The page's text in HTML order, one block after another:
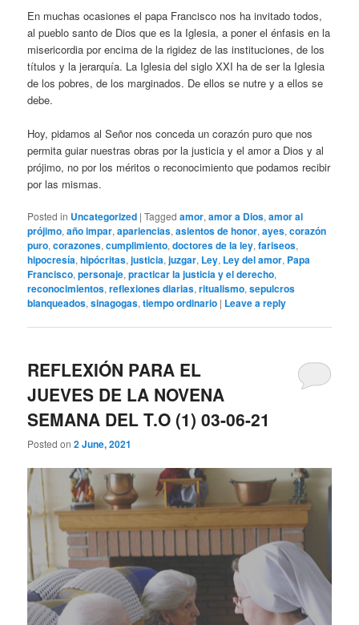
En muchas ocasiones el papa Francisco nos ha invitado todos,
al pueblo santo de Dios que es la Iglesia, a poner el énfasis en la
misericordia por encima de la rigidez de las instituciones, de los
títulos y la jerarquía. La Iglesia del siglo XXI ha de ser la Iglesia
de los pobres, de los marginados. De ellos se nutre y a ellos se
debe.
Hoy, pidamos al Señor nos conceda un corazón puro que nos
permita guiar nuestras obras por la justicia y el amor a Dios y al
prójimo, no por los méritos o reconocimiento que podamos recibir
por las mismas.
Posted in Uncategorized |Tagged amor,amor a Dios,amor al
prójimo,año impar,apariencias,asientos de honor,ayes,corazón
puro,corazones,cumplimiento,doctores de la ley,fariseos,
hipocresía,hipócritas,justicia,juzgar, Ley, Ley del amor, Papa
Francisco,personaje,practicar la justicia y el derecho,
reconocimientos,reflexiones diarias,ritualismo,sepulcros
blanqueados,sinagogas,tiempo ordinario | Leave a reply
REFLEXIÓN PARA EL
JUEVES DE LA NOVENA
SEMANA DEL T.O (1) 03-06-21
Posted on2 June, 2021